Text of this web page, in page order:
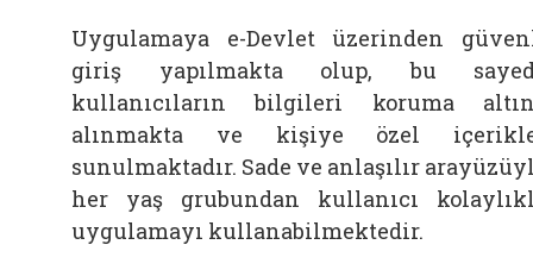
Uygulamaya e-Devlet üzerinden
giriş yapılmakta olup, bu
kullanıcıların bilgileri koruma
alınmakta ve kişiye özel
sunulmaktadır. Sade ve anlaşılır
her yaş grubundan kullanıcı
uygulamayı kullanabilmektedir.